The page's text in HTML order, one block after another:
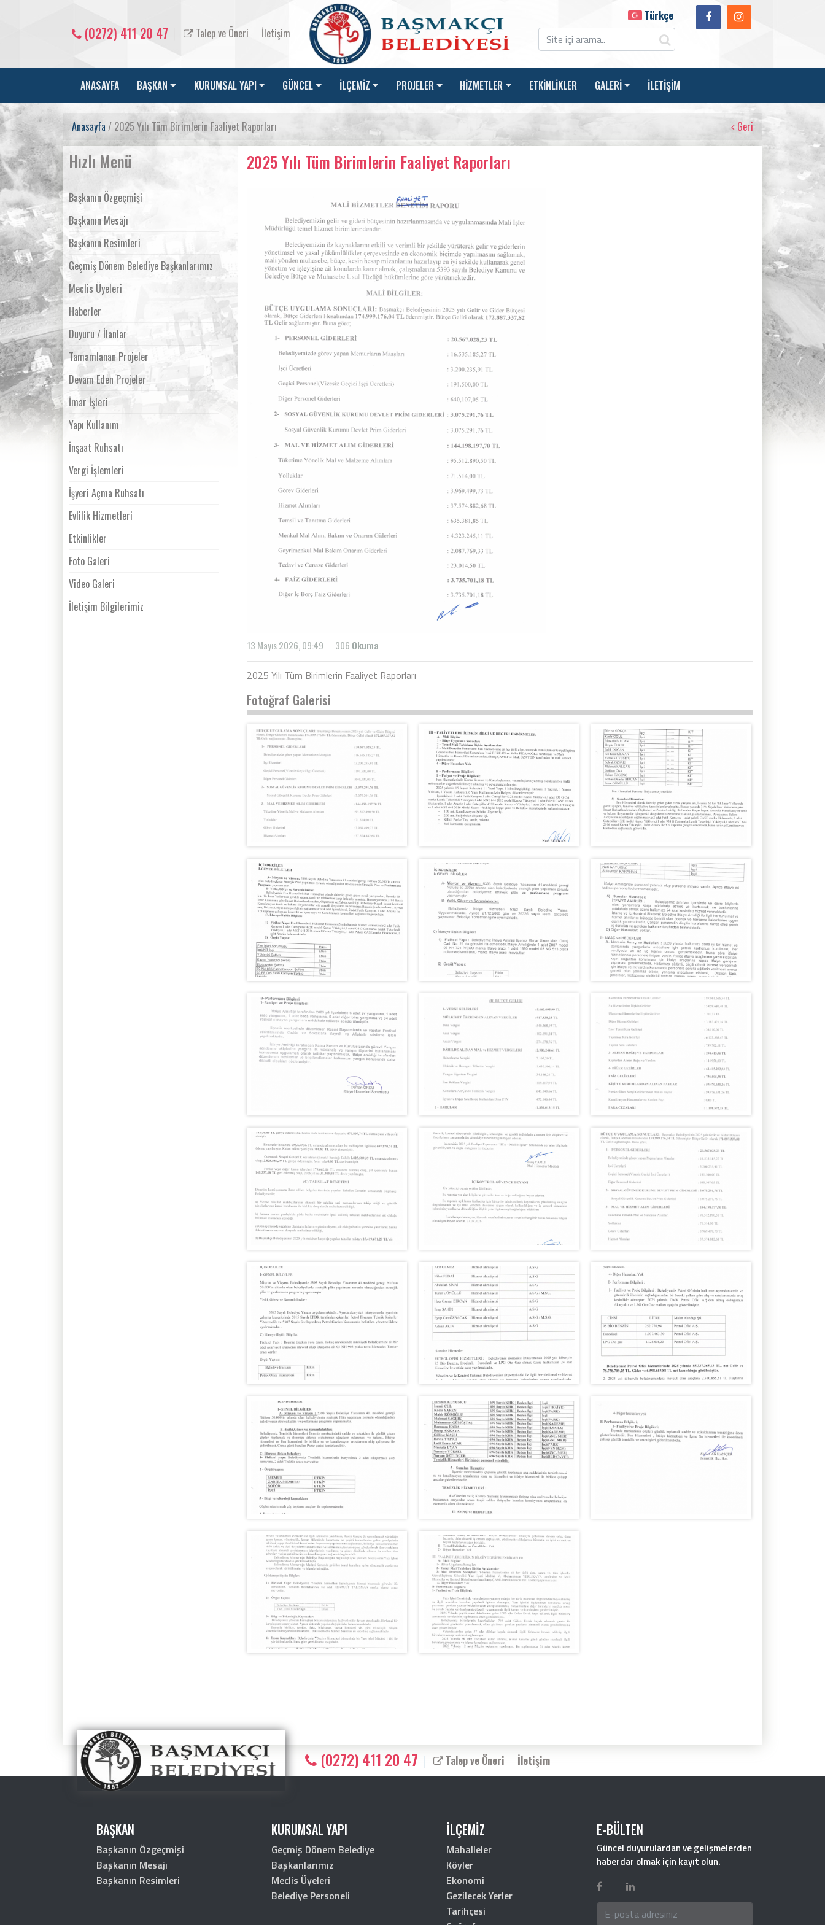
(0272) 411 20 47 Talep ve Öneri İletişim
Türkçe
ANASAYFA BAŞKAN KURUMSAL YAPI GÜNCEL İLÇEMİZ PROJELER HİZMETLER ETKİNLİKLER GALERİ İLETİŞİM
Anasayfa / 2025 Yılı Tüm Birimlerin Faaliyet Raporları Geri
Hızlı Menü
Başkanın Özgeçmişi
Başkanın Mesajı
Başkanın Resimleri
Geçmiş Dönem Belediye Başkanlarımız
Meclis Üyeleri
Haberler
Duyuru / İlanlar
Tamamlanan Projeler
Devam Eden Projeler
İmar İşleri
Yapı Kullanım
İnşaat Ruhsatı
Vergi İşlemleri
İşyeri Açma Ruhsatı
Evlilik Hizmetleri
Etkinlikler
Foto Galeri
Video Galeri
İletişim Bilgilerimiz
2025 Yılı Tüm Birimlerin Faaliyet Raporları
13 Mayıs 2026, 09:49 306 Okuma
2025 Yılı Tüm Birimlerin Faaliyet Raporları
Fotoğraf Galerisi
(0272) 411 20 47 Talep ve Öneri İletişim
BAŞKAN
Başkanın Özgeçmişi
Başkanın Mesajı
Başkanın Resimleri
KURUMSAL YAPI
Geçmiş Dönem Belediye
Başkanlarımız
Meclis Üyeleri
Belediye Personeli
İLÇEMİZ
Mahalleler
Köyler
Ekonomi
Gezilecek Yerler
Tarihçesi
E-BÜLTEN
Güncel duyurulardan ve gelişmelerden
haberdar olmak için kayıt olun.